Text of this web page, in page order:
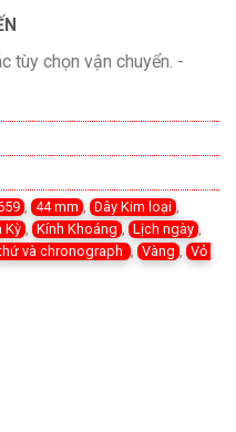
tùy chọn vận chuyển. -
44 mm Dây Kim loại
Kỳ Kính Khoáng Lịch ngày
và chronograph Vàng
Vỏ